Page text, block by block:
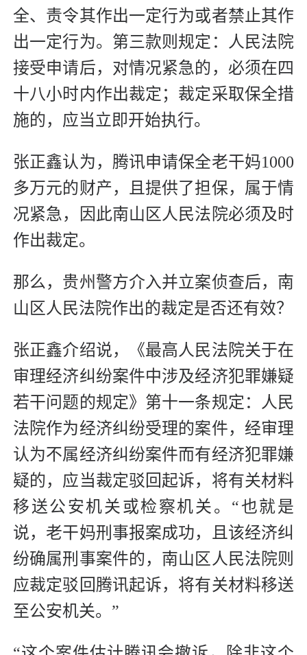
全、责令其作出一定行为或者禁止其作
出一定行为。第三款则规定：人民法院
接受申请后，对情况紧急的，必须在四
十八小时内作出裁定；裁定采取保全措
施的，应当立即开始执行。
张正鑫认为，腾讯申请保全老干妈1000
多万元的财产，且提供了担保，属于情
况紧急，因此南山区人民法院必须及时
作出裁定。
那么，贵州警方介入并立案侦查后，南
山区人民法院作出的裁定是否还有效？
张正鑫介绍说，《最高人民法院关于在
审理经济纠纷案件中涉及经济犯罪嫌疑
若干问题的规定》第十一条规定：人民
法院作为经济纠纷受理的案件，经审理
认为不属经济纠纷案件而有经济犯罪嫌
疑的，应当裁定驳回起诉，将有关材料
移送公安机关或检察机关。“也就是
说，老干妈刑事报案成功，且该经济纠
纷确属刑事案件的，南山区人民法院则
应裁定驳回腾讯起诉，将有关材料移送
至公安机关。”